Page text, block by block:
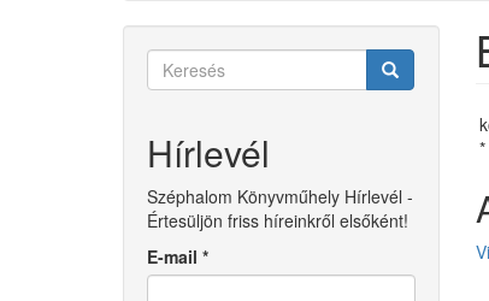
Keresés
Hírlevél
Széphalom Könyvműhely Hírlevél -
Értesüljön friss híreinkről elsőként!
E-mail *